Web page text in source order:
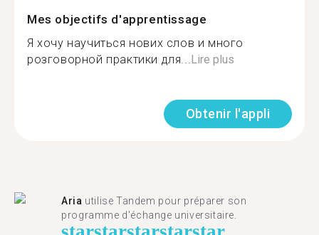
Mes objectifs d'apprentissage
Я хочу научиться нових слов и много
розговорной практики для...Lire plus
Obtenir l'appli
Aria utilise Tandem pour préparer son
programme d'échange universitaire.